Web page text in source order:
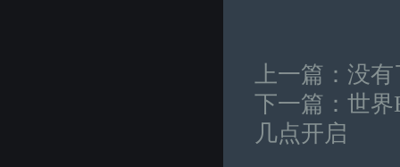
上一篇：没有
下一篇： 世界
几点开启